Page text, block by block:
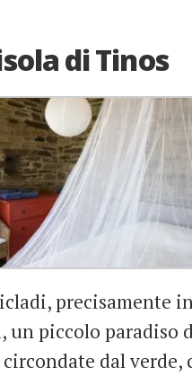
di Tinos
precisamente
piccolo paradiso
dal verde,